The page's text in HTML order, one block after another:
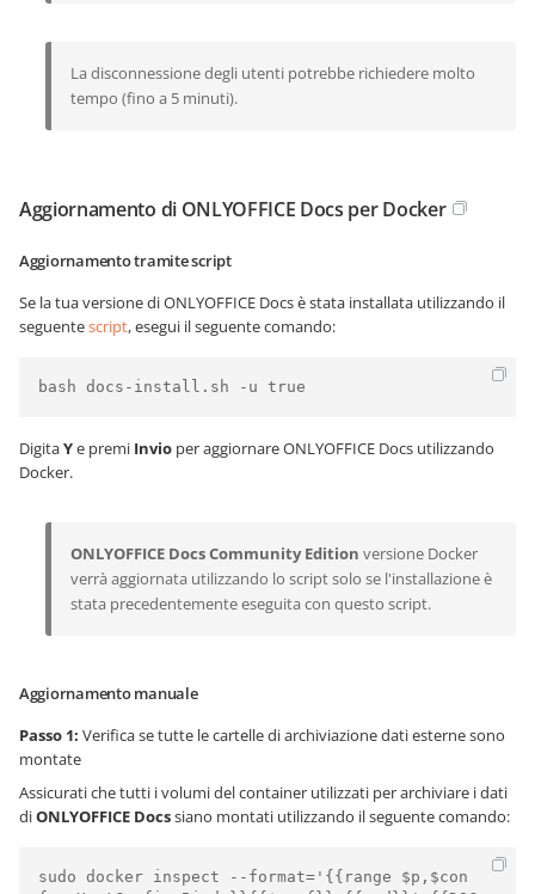
La disconnessione degli utenti potrebbe richiedere molto
tempo (fino a 5 minuti).
Aggiornamento di ONLYOFFICE Docs per Docker
Aggiornamento tramite script
Se la tua versione di ONLYOFFICE Docs è stata installata utilizzando il
seguentescript, esegui il seguente comando:
bash docs-install.sh -u true
DigitaYe premi Invio per aggiornare ONLYOFFICE Docs utilizzando
Docker.
ONLYOFFICE DocsCommunity Edition versione Docker
verrà aggiornata utilizzando lo script solo se l'installazione è
stata precedentemente eseguita con questo script.
Aggiornamento manuale
Passo 1: Verifica se tutte le cartelle di archiviazione dati esterne sono
montate
Assicurati che tutti i volumi del container utilizzati per archiviare i dati
diONLYOFFICE Docssiano montati utilizzando il seguente comando:
sudo docker inspect --format='{{range $p,$con